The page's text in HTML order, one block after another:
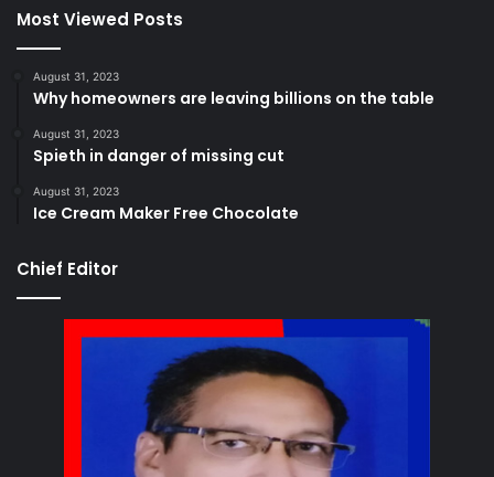
Most Viewed Posts
August 31, 2023
Why homeowners are leaving billions on the table
August 31, 2023
Spieth in danger of missing cut
August 31, 2023
Ice Cream Maker Free Chocolate
Chief Editor